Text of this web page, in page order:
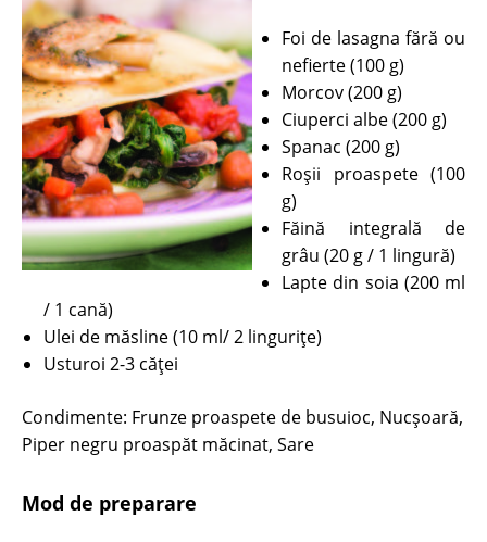
Foi de lasagna fără ou
nefierte (100 g)
Morcov (200 g)
Ciuperci albe (200 g)
Spanac (200 g)
Roşii proaspete (100
g)
Făină integrală de
grâu (20 g / 1 lingură)
Lapte din soia (200 ml
/ 1 cană)
Ulei de măsline (10 ml/ 2 linguriţe)
Usturoi 2-3 căţei
Condimente: Frunze proaspete de busuioc, Nucşoară,
Piper negru proaspăt măcinat, Sare
Mod de preparare